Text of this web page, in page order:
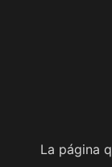
La página